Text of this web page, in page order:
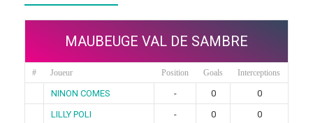
MAUBEUGE VAL DE SAMBRE
# Joueur Position Goals Interceptions
NINON COMES - 0
0
LILLY POLI
- 0
0